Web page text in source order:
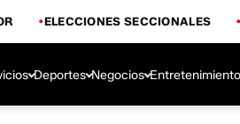
ELECCIONES SECCIONALES
Deportes Negocios Entretenimiento